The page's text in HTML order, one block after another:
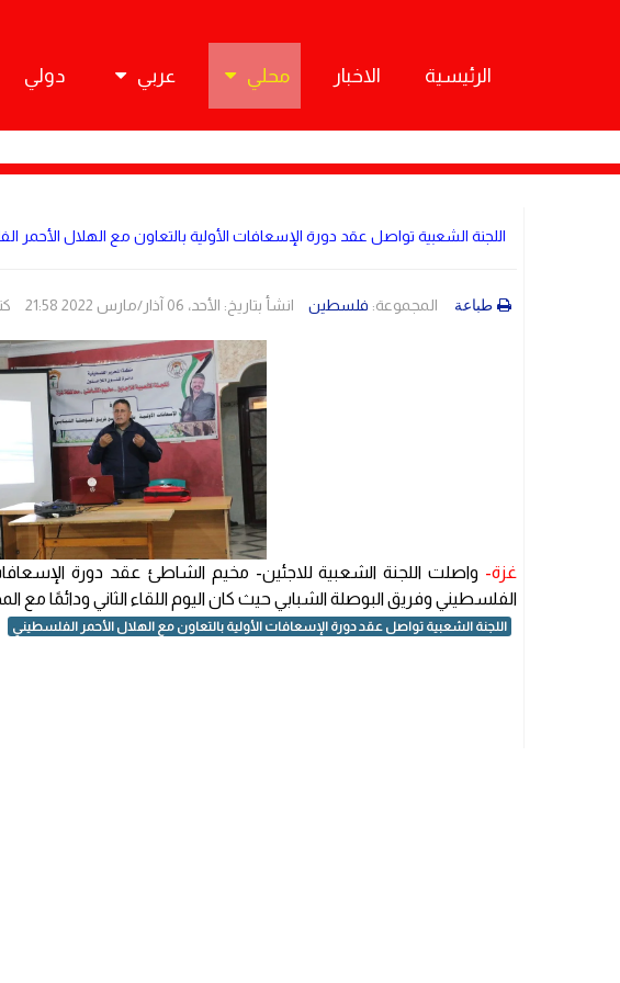
الرئيسية الاخبار محلي عربي دولي
اللجنة الشعبية تواصل عقد دورة الإسعافات الأولية بالتعاون مع الهلال الأحمر
المجموعة: فلسطين انشأ بتاريخ: الأحد، 06 آذار/مارس 2022 21:58 طباعة
غزة- واصلت اللجنة الشعبية للاجئين- مخيم الشاطئ عقد دورة
الفلسطيني وفريق البوصلة الشبابي حيث كان اليوم اللقاء الثاني ودائمًا مع
اللجنة الشعبية تواصل عقد دورة الإسعافات الأولية بالتعاون مع الهلال الأحمر الفلسطيني